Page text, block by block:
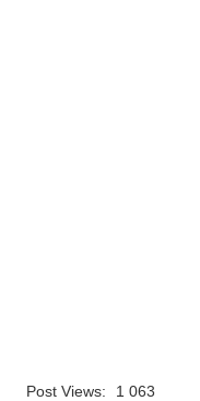
Post Views: 1 063